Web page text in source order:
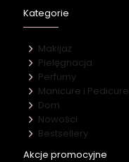
Kategorie
Makijaż
Pielęgnacja
Perfumy
Manicure i Pedicure
Dom
Nowości
Bestsellery
Akcje promocyjne